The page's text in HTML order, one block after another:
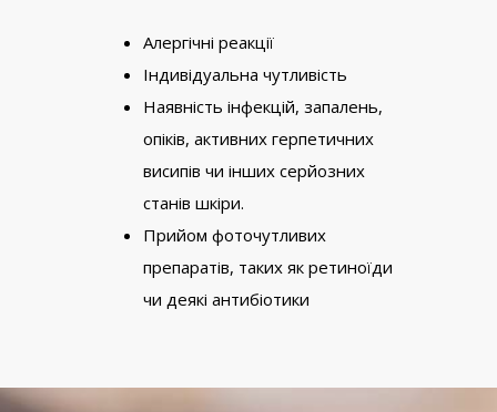
Алергічні реакції
Індивідуальна чутливість
Наявність інфекцій, запалень,
опіків, активних герпетичних
висипів чи інших серйозних
станів шкіри.
Прийом фоточутливих
препаратів, таких як ретиноїди
чи деякі антибіотики